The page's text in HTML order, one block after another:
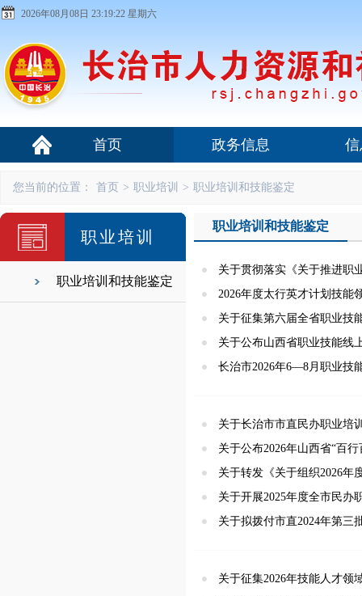
2026年08月08日 23:19:22 星期六
首页 政务信息
您当前的位置： 首页 > 职业培训 > 职业培训和技能鉴定
职业培训
职业培训和技能鉴定
职业培训和技能鉴定
关于贯彻落实《关于推进职
2026年度太行英才计划技能
关于征集第六届全省职业技
关于公布山西省职业技能线
长治市2026年6—8月职业技
关于长治市市直民办职业培
关于公布2026年山西省“百
关于转发《关于组织2026年
关于开展2025年度全市民办
关于拟拨付市直2024年第三
关于征集2026年技能人才领